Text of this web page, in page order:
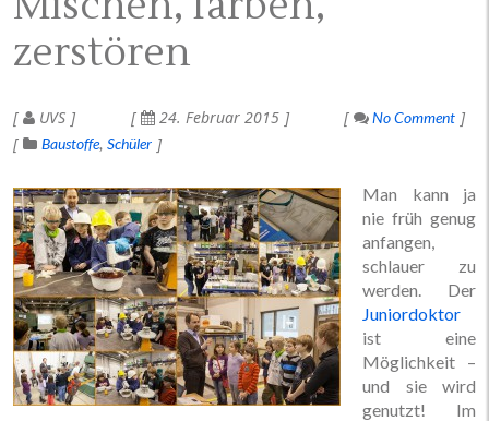
zerstören
UVS 24. Februar 2015
No Comment
Baustoffe Schüler
Man kann ja
nie früh genug
anfangen,
schlauer zu
werden. Der
Juniordoktor
ist eine
Möglichkeit –
und sie wird
genutzt! Im